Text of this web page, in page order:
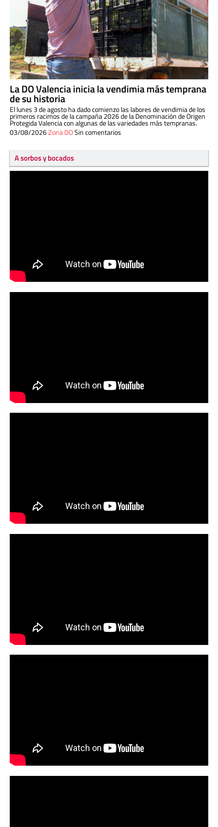
La DO Valencia inicia la vendimia más temprana
de su historia
El lunes 3 de agosto ha dado comienzo las labores de vendimia de los
primeros racimos de la campaña 2026 de la Denominación de Origen
Protegida Valencia con algunas de las variedades más tempranas.
03/08/2026Zona DOSin comentarios
A sorbos y bocados